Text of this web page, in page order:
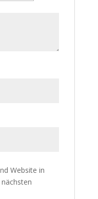
Website in